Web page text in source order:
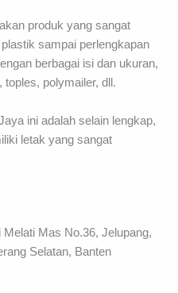
produk yang sangat
sampai perlengkapan
berbagai isi dan ukuran,
polymailer, dll.
ini adalah selain lengkap,
letak yang sangat
Melati Mas No.36, Jelupang,
Selatan, Banten